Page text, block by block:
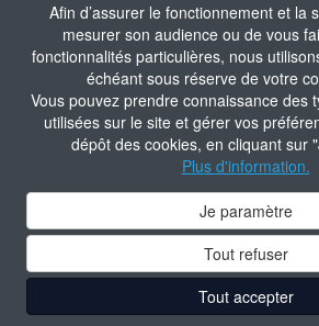
Afin d’assurer le fonctionnement et la
mesurer son audience ou de vous
fonctionnalités particulières, nous
échéant sous réserve de votre
Vous pouvez prendre connaissance des
utilisées sur le site et gérer vos
dépôt des cookies, en cliquant sur
Plus d'information.
Je paramètre
Tout refuser
Tout accepter